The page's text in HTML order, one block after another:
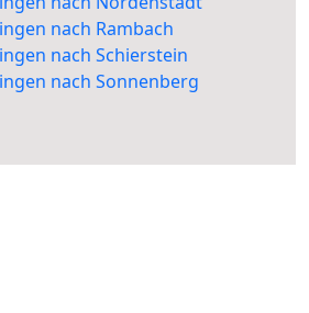
nach Rambach
nach Schierstein
nach Sonnenberg